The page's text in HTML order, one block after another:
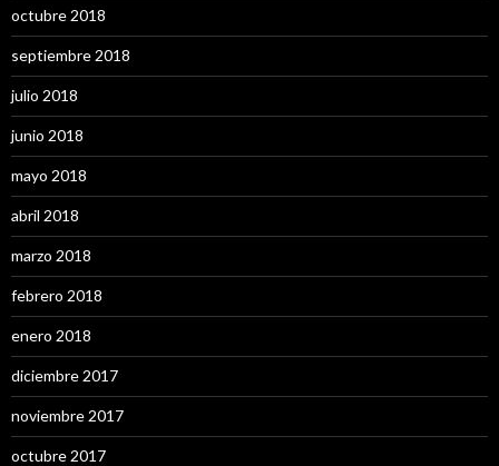
octubre 2018
septiembre 2018
julio 2018
junio 2018
mayo 2018
abril 2018
marzo 2018
febrero 2018
enero 2018
diciembre 2017
noviembre 2017
octubre 2017